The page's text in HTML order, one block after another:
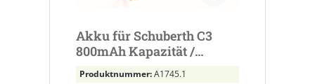
Akku für Schuberth C3
800mAh Kapazität /
WW452050-2P
Produktnummer:A1745.1